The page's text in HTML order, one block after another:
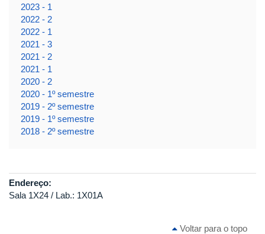
2023 - 1
2022 - 2
2022 - 1
2021 - 3
2021 - 2
2021 - 1
2020 - 2
2020 - 1º semestre
2019 - 2º semestre
2019 - 1º semestre
2018 - 2º semestre
Endereço:
Sala 1X24 / Lab.: 1X01A
Voltar para o topo